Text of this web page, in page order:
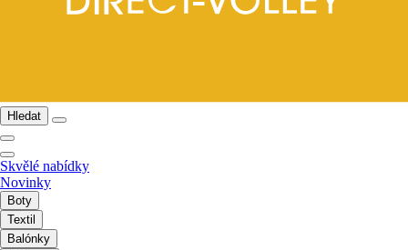
Hledat
Skvělé nabídky
Novinky
Boty
Textil
Balónky